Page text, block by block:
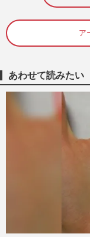
ア
あわせて読みたい